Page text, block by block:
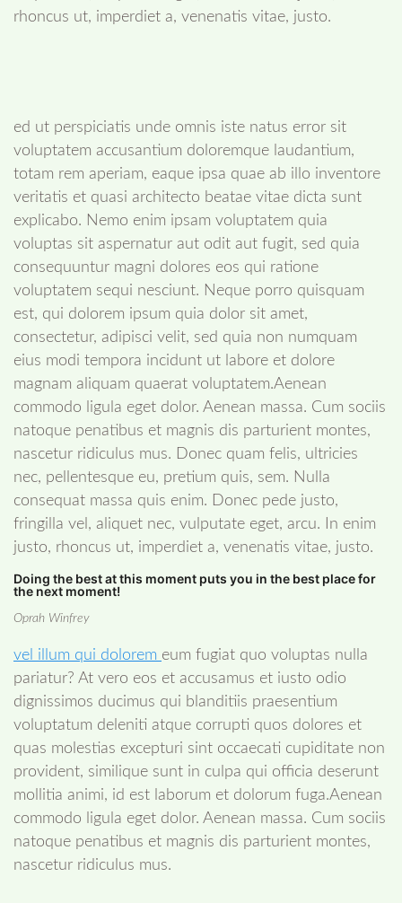
rhoncus ut, imperdiet a, venenatis vitae, justo.
ed ut perspiciatis unde omnis iste natus error sit
voluptatem accusantium doloremque laudantium,
totam rem aperiam, eaque ipsa quae ab illo inventore
veritatis et quasi architecto beatae vitae dicta sunt
explicabo. Nemo enim ipsam voluptatem quia
voluptas sit aspernatur aut odit aut fugit, sed quia
consequuntur magni dolores eos qui ratione
voluptatem sequi nesciunt. Neque porro quisquam
est, qui dolorem ipsum quia dolor sit amet,
consectetur, adipisci velit, sed quia non numquam
eius modi tempora incidunt ut labore et dolore
magnam aliquam quaerat voluptatem.Aenean
commodo ligula eget dolor. Aenean massa. Cum sociis
natoque penatibus et magnis dis parturient montes,
nascetur ridiculus mus. Donec quam felis, ultricies
nec, pellentesque eu, pretium quis, sem. Nulla
consequat massa quis enim. Donec pede justo,
fringilla vel, aliquet nec, vulputate eget, arcu. In enim
justo, rhoncus ut, imperdiet a, venenatis vitae, justo.
Doing the best at this moment puts you in the best place for
the next moment!
Oprah Winfrey
vel illum qui dolorem eum fugiat quo voluptas nulla
pariatur? At vero eos et accusamus et iusto odio
dignissimos ducimus qui blanditiis praesentium
voluptatum deleniti atque corrupti quos dolores et
quas molestias excepturi sint occaecati cupiditate non
provident, similique sunt in culpa qui officia deserunt
mollitia animi, id est laborum et dolorum fuga.Aenean
commodo ligula eget dolor. Aenean massa. Cum sociis
natoque penatibus et magnis dis parturient montes,
nascetur ridiculus mus.